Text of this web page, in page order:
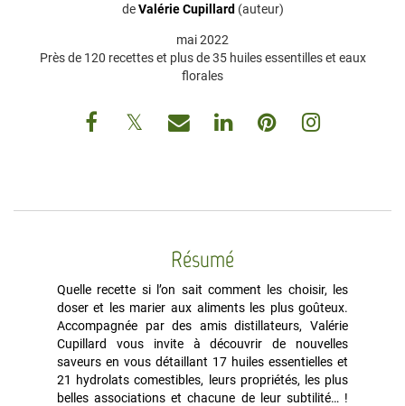
deValérie Cupillard (auteur)
mai 2022
Près de 120 recettes et plus de 35 huiles essentilles et eaux
florales
Résumé
Quelle recette si l’on sait comment les choisir, les
doser et les marier aux aliments les plus goûteux.
Accompagnée par des amis distillateurs, Valérie
Cupillard vous invite à découvrir de nouvelles
saveurs en vous détaillant 17 huiles essentielles et
21 hydrolats comestibles, leurs propriétés, les plus
belles associations et chacune de leur subtilité… !